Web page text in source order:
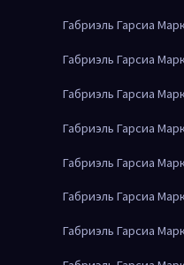
Габриэль Гарсиа
Габриэль Гарсиа
Габриэль Гарсиа
Габриэль Гарсиа
Габриэль Гарсиа
Габриэль Гарсиа
Габриэль Гарсиа